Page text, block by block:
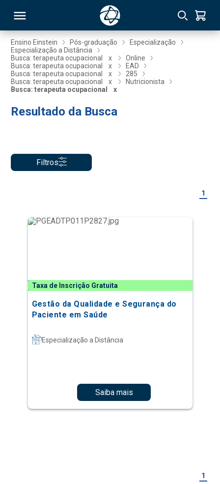
Ensino Einstein Pós-graduação
Especialização
Especialização a Distância
Busca: terapeuta ocupacional
x
Online
Busca: terapeuta ocupacional
x
EAD
Busca: terapeuta ocupacional
x
285
Busca: terapeuta ocupacional
x
Nutricionista
Busca: terapeuta ocupacional
x
Resultado da Busca
Filtros
1
Taxa de Inscrição Gratuita
Gestão da Qualidade e Segurança do
Paciente em Saúde
Especialização a Distância
Saiba mais
1